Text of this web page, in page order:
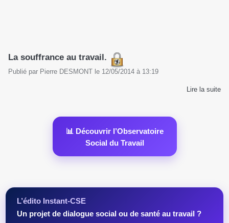
La souffrance au travail.
Publié par Pierre DESMONT le 12/05/2014 à 13:19
Lire la suite
📊 Découvrir l’Observatoire
Social du Travail
L’édito Instant-CSE
Un projet de dialogue social ou de santé au travail ?